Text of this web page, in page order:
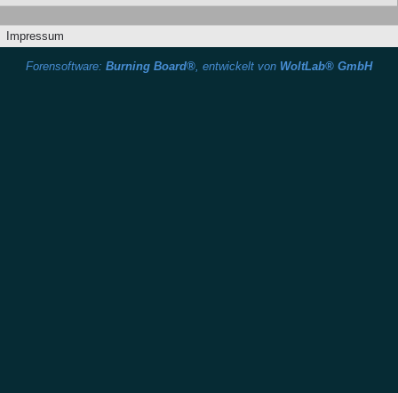
Impressum
Forensoftware: Burning Board®, entwickelt von WoltLab® GmbH